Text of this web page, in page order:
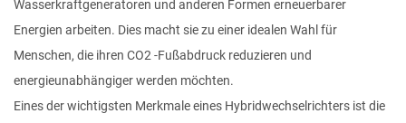
Wasserkraftgeneratoren und anderen Formen erneuerbarer
Energien arbeiten. Dies macht sie zu einer idealen Wahl für
Menschen, die ihren CO2 -Fußabdruck reduzieren und
energieunabhängiger werden möchten.
Eines der wichtigsten Merkmale eines Hybridwechselrichters ist die